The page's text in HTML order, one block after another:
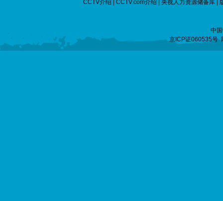
CCTV介绍 CCTV.com介绍 央视人力资源储备库
中
京ICP证060535号